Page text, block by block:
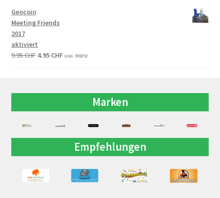
Geocoin
Meeting Friends
2017
aktiviert
9.95CHF 4.95 CHF inkl. MWSt.
Marken
Empfehlungen